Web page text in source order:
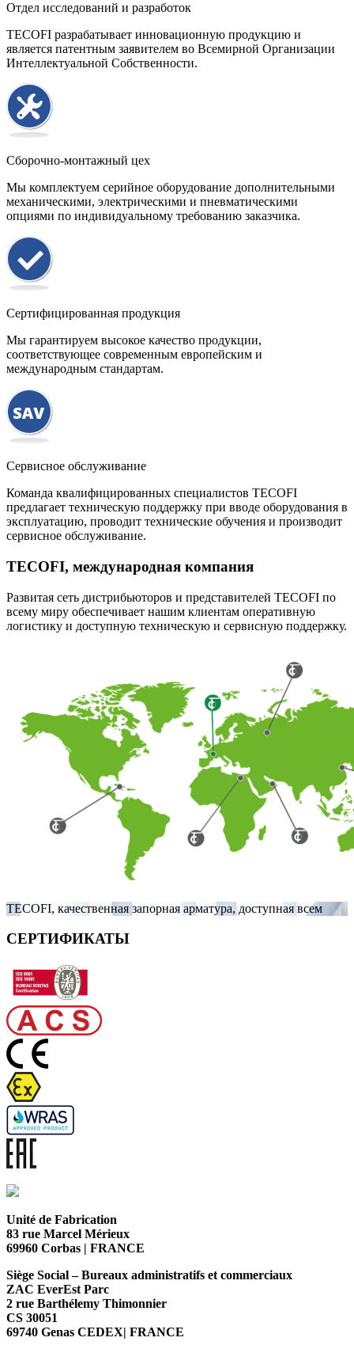
Отдел исследований и разработок
TECOFI разрабатывает инновационную продукцию и
является патентным заявителем во Всемирной Организации
Интеллектуальной Собственности.
Сборочно-монтажный цех
Мы комплектуем серийное оборудование дополнительными
механическими, электрическими и пневматическими
опциями по индивидуальному требованию заказчика.
Сертифицированная продукция
Мы гарантируем высокое качество продукции,
соответствующее современным европейским и
международным стандартам.
Сервисное обслуживание
Команда квалифицированных специалистов TECOFI
предлагает техническую поддержку при вводе оборудования в
эксплуатацию, проводит технические обучения и производит
сервисное обслуживание.
TECOFI, международная компания
Развитая сеть дистрибьюторов и представителей TECOFI по
всему миру обеспечивает нашим клиентам оперативную
логистику и доступную техническую и сервисную поддержку.
TECOFI, качественная запорная арматура, доступная всем
СЕРТИФИКАТЫ
Unité de Fabrication
83 rue Marcel Mérieux
69960 Corbas | FRANCE
Siège Social – Bureaux administratifs et commerciaux
ZAC EverEst Parc
2 rue Barthélemy Thimonnier
CS 30051
69740 Genas CEDEX| FRANCE